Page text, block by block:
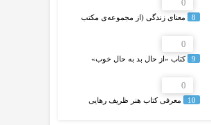
0
8 معنای زندگی (از مجموعه‌ی مکتب
0
9 کتاب «از حال بد به حال خوب»
0
10 معرفی کتاب هنر ظریف رهایی